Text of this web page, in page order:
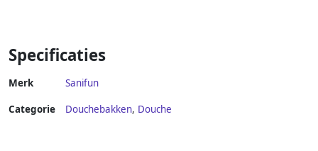
Specificaties
Merk Sanifun
Categorie Douchebakken, Douche